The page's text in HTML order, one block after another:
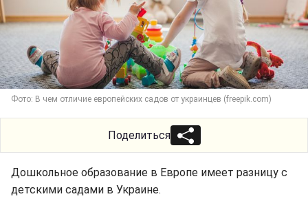
Фото: В чем отличие европейских садов от украинцев (freepik.com)
Поделиться
Дошкольное образование в Европе имеет разницу с
детскими садами в Украине.